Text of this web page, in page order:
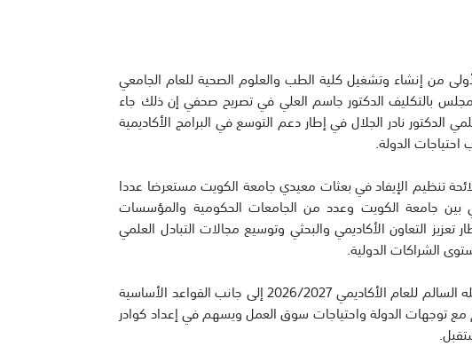
من إنشاء وتشغيل كلية الطب والعلوم الصحية للعام الجامعي
للمجلس بالتكليف الدكتور جاسم العلي في تصريح صحفي إن ذلك جاء
الدكتور نادر الجلال في إطار دعم التوسع في البرامج الأكاديمية
الدولة.
تنظيم الإيفاد في بعثات معيدي جامعة الكويت مستعرضا عددا
بين جامعة الكويت وعدد من الجامعات الحكومية والمؤسسات
التعاون الأكاديمي والبحثي وتوسيع مجالات التبادل العلمي
الشراكات الدولية.
واشار إلى أن المجلس بحث سياسة القبول في جامعة عبدالله السالم للعام الأكاديمي 2026/2027 إلى جانب القواعد الأساسية
مع توجهات الدولة واحتياجات سوق العمل ويسهم في إعداد كوادر